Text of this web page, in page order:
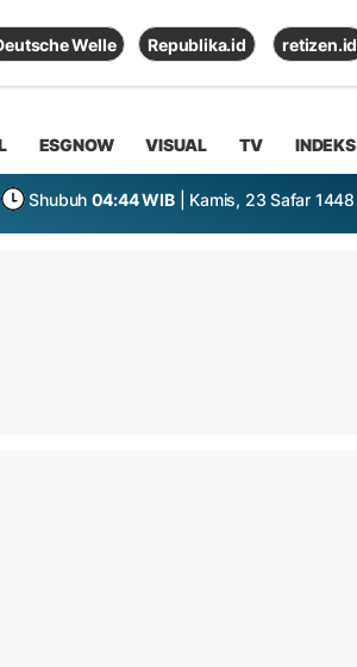
Welle Republika.id retizen.id
ESGNOW VISUAL TV INDEKS
Shubuh 04:44 WIB | Kamis, 23 Safar 1448